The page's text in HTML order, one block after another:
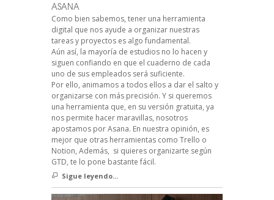
ASANA
Como bien sabemos, tener una herramienta
digital que nos ayude a organizar nuestras
tareas y proyectos es algo fundamental.
Aún así, la mayoría de estudios no lo hacen y
siguen confiando en que el cuaderno de cada
uno de sus empleados será suficiente.
Por ello, animamos a todos ellos a dar el salto y
organizarse con más precisión. Y si queremos
una herramienta que, en su versión gratuita, ya
nos permite hacer maravillas, nosotros
apostamos por Asana. En nuestra opinión, es
mejor que otras herramientas como Trello o
Notion, Además, si quieres organizarte según
GTD, te lo pone bastante fácil.
Sigue leyendo...